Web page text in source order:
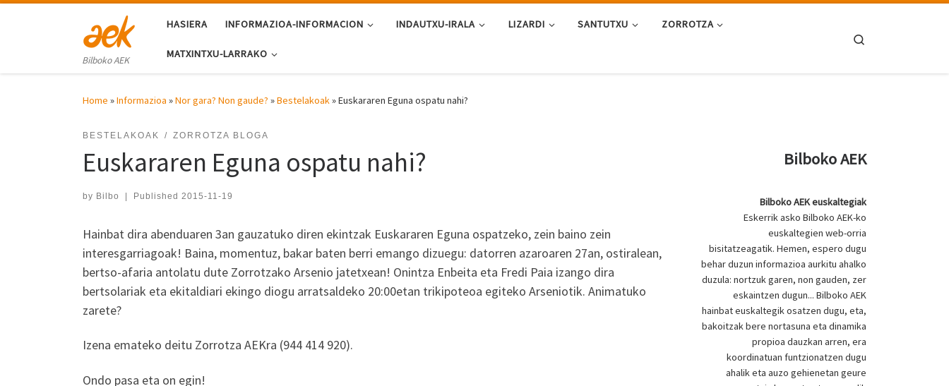
Bilboko AEK
HASIERA INFORMAZIOA-INFORMACION INDAUTXU-IRALA LIZARDI SANTUTXU ZORROTZA
MATXINTXU-LARRAKO
Home »Informazioa »Nor gara? Non gaude? »Bestelakoak»Euskararen Eguna ospatu nahi?
BESTELAKOAK ZORROTZA BLOGA
Euskararen Eguna ospatu nahi?
by Bilbo | Published 2015-11-19
Hainbat dira abenduaren 3an gauzatuko diren ekintzak Euskararen Eguna ospatzeko, zein baino zein
interesgarriagoak! Baina, momentuz, bakar baten berri emango dizuegu: datorren azaroaren 27an, ostiralean,
bertso-afaria antolatu dute Zorrotzako Arsenio jatetxean! Onintza Enbeita eta Fredi Paia izango dira
bertsolariak eta ekitaldiari ekingo diogu arratsaldeko 20:00etan trikipoteoa egiteko Arseniotik. Animatuko
zarete?
Izena emateko deitu Zorrotza AEKra (944 414 920).
Ondo pasa eta on egin!
Bilboko AEK
Bilboko AEK euskaltegiak
Eskerrik asko Bilboko AEK-ko
euskaltegien web-orria
bisitatzeagatik. Hemen, espero dugu
behar duzun informazioa aurkitu ahalko
duzula: nortzuk garen, non gauden, zer
eskaintzen dugun... Bilboko AEK
hainbat euskaltegik osatzen dugu, eta,
bakoitzak bere nortasuna eta dinamika
propioa dauzkan arren, era
koordinatuan funtzionatzen dugu
ahalik eta auzo gehienetan geure